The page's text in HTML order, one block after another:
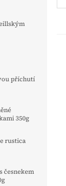
příchutí
350g
rustica
česnekem